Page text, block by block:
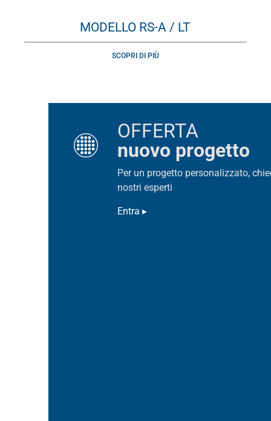
MODELLO RS-A / LT
SCOPRI DI PIÙ
OFFERTA
nuovo progetto
Per un progetto personalizzato,
nostri esperti
Entra ▸